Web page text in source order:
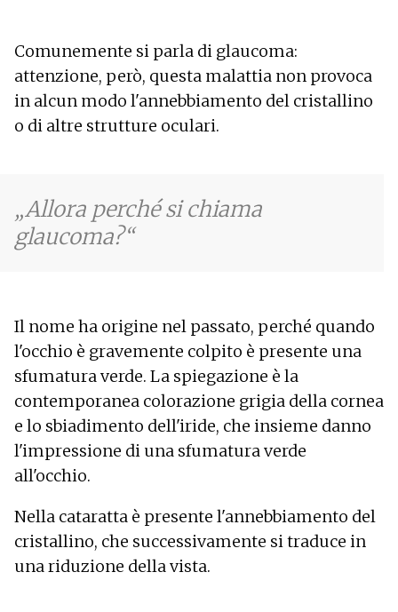
Comunemente si parla di glaucoma:
attenzione, però, questa malattia non provoca
in alcun modo l'annebbiamento del cristallino
o di altre strutture oculari.
Allora perché si chiama
glaucoma?
Il nome ha origine nel passato, perché quando
l'occhio è gravemente colpito è presente una
sfumatura verde. La spiegazione è la
contemporanea colorazione grigia della cornea
e lo sbiadimento dell'iride, che insieme danno
l'impressione di una sfumatura verde
all'occhio.
Nella cataratta è presente l'annebbiamento del
cristallino, che successivamente si traduce in
una riduzione della vista.